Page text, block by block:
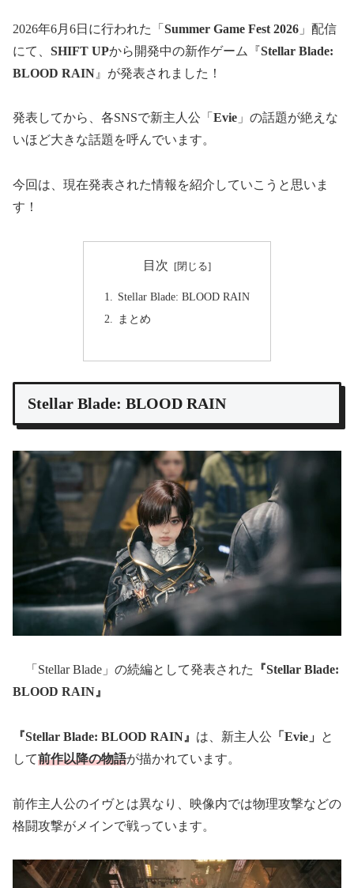
2026年6月6日に行われた「 Summer Game Fest 2026 」配信
にて、 SHIFT UPから開発中の新作ゲーム『Stellar Blade:
BLOOD RAIN 』が発表されました！
発表してから、各SNSで新主人公「 Evie 」の話題が絶えな
いほど大きな話題を呼んでいます。
今回は、現在発表された情報を紹介していこうと思いま
す！
目次
Stellar Blade: BLOOD RAIN
まとめ
Stellar Blade: BLOOD RAIN
「Stellar Blade」の続編として発表された
『Stellar Blade:
BLOOD RAIN』
『Stellar Blade: BLOOD RAIN』 は、新主人公 「Evie」
と
して前作以降の物語が描かれています。
前作主人公のイヴとは異なり、映像内では物理攻撃などの
格闘攻撃がメインで戦っています。